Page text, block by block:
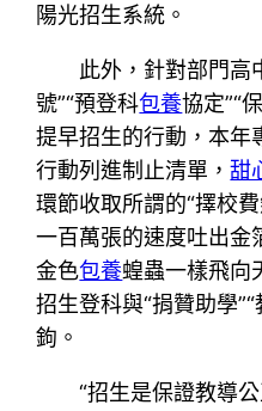
陽光招生系統。
此外，針對部門高
號”“預登科包養協定”“
提早招生的行動，本年
行動列進制止清單，甜
環節收取所謂的“擇校
一百萬張的速度吐出金
金色包養蝗蟲一樣飛向
招生登科與“捐贊助學
鉤。
“招生是保證教導